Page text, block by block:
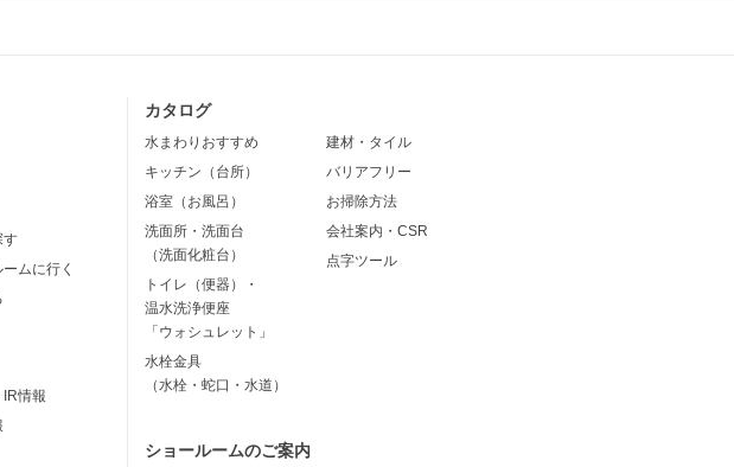
す
ムに行く
情報
カタログ
水まわりおすすめ
キッチン（台所）
浴室（お風呂）
洗面所・洗面台
（洗面化粧台）
トイレ（便器）・
温水洗浄便座
「ウォシュレット」
水栓金具
（水栓・蛇口・水道）
建材・タイル
バリアフリー
お掃除方法
会社案内・CSR
点字ツール
ショールームのご案内